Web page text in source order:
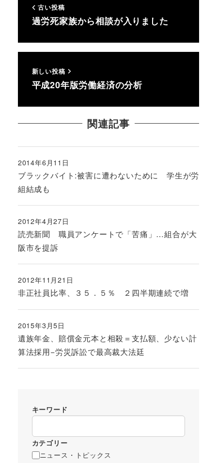
古い投稿
過労死家族から相談が入りました
新しい投稿
平成20年版労働経済の分析
関連記事
ブラックバイト:被害に遭わないために 学生が労
組結成も
投稿日
2014年6月11日
読売新聞 職員アンケートで「苦痛」…組合が大
阪市を提訴
投稿日
2012年4月27日
非正社員比率、３５．５％ ２四半期連続で増
投稿日
2012年11月21日
遺族年金、賠償金元本と相殺＝支払額、少ない計
算法採用−労災訴訟で最高裁大法廷
投稿日
2015年3月5日
キーワード
カテゴリー
ニュース・トピックス